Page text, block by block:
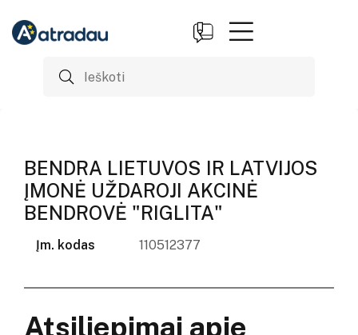
BENDRA LIETUVOS IR LATVIJOS
ĮMONĖ UŽDAROJI AKCINĖ
BENDROVĖ "RIGLITA"
Įm. kodas 110512377
Atsiliepimai apie